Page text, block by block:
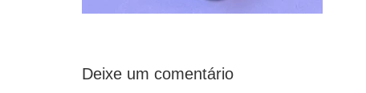
Deixe um comentário